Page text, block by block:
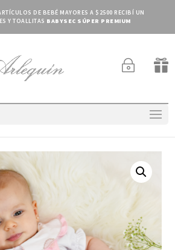
DE BEBÉ MAYORES A $2500 RECIBÍ UN
Y TOALLITAS BABYSEC SÚPER PREMIUM
~ 